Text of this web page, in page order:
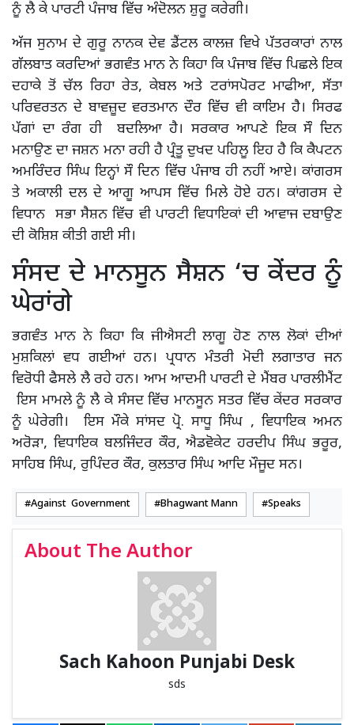
ਨੂੰ ਲੈ ਕੇ ਪਾਰਟੀ ਪੰਜਾਬ ਵਿੱਚ ਅੰਦੋਲਨ ਸ਼ੁਰੂ ਕਰੇਗੀ।
ਅੱਜ ਸੁਨਾਮ ਦੇ ਗੁਰੂ ਨਾਨਕ ਦੇਵ ਡੈਂਟਲ ਕਾਲਜ਼ ਵਿਖੇ ਪੱਤਰਕਾਰਾਂ ਨਾਲ
ਗੱਲਬਾਤ ਕਰਦਿਆਂ ਭਗਵੰਤ ਮਾਨ ਨੇ ਕਿਹਾ ਕਿ ਪੰਜਾਬ ਵਿੱਚ ਪਿਛਲੇ ਇਕ
ਦਹਾਕੇ ਤੋਂ ਚੱਲ ਰਿਹਾ ਰੇਤ, ਕੇਬਲ ਅਤੇ ਟਰਾਂਸਪੋਰਟ ਮਾਫੀਆ, ਸੱਤਾ
ਪਰਿਵਰਤਨ ਦੇ ਬਾਵਜ਼ੂਦ ਵਰਤਮਾਨ ਦੌਰ ਵਿੱਚ ਵੀ ਕਾਇਮ ਹੈ। ਸਿਰਫ
ਪੱਗਾਂ ਦਾ ਰੰਗ ਹੀ ਬਦਲਿਆ ਹੈ। ਸਰਕਾਰ ਆਪਣੇ ਇਕ ਸੌ ਦਿਨ
ਮਨਾਉਣ ਦਾ ਜਸ਼ਨ ਮਨਾ ਰਹੀ ਹੈ ਪ੍ਰੰਤੂ ਦੁਖਦ ਪਹਿਲੂ ਇਹ ਹੈ ਕਿ ਕੈਪਟਨ
ਅਮਰਿੰਦਰ ਸਿੰਘ ਇਨ੍ਹਾਂ ਸੌ ਦਿਨ ਵਿੱਚ ਪੰਜਾਬ ਹੀ ਨਹੀਂ ਆਏ। ਕਾਂਗਰਸ
ਤੇ ਅਕਾਲੀ ਦਲ ਦੇ ਆਗੂ ਆਪਸ ਵਿੱਚ ਮਿਲੇ ਹੋਏ ਹਨ। ਕਾਂਗਰਸ ਦੇ
ਵਿਧਾਨ ਸਭਾ ਸੈਸ਼ਨ ਵਿੱਚ ਵੀ ਪਾਰਟੀ ਵਿਧਾਇਕਾਂ ਦੀ ਆਵਾਜ ਦਬਾਉਣ
ਦੀ ਕੋਸ਼ਿਸ਼ ਕੀਤੀ ਗਈ ਸੀ।
ਸੰਸਦ ਦੇ ਮਾਨਸੂਨ ਸੈਸ਼ਨ ‘ਚ ਕੇਂਦਰ ਨੂੰ
ਘੇਰਾਂਗੇ
ਭਗਵੰਤ ਮਾਨ ਨੇ ਕਿਹਾ ਕਿ ਜੀਐਸਟੀ ਲਾਗੂ ਹੋਣ ਨਾਲ ਲੋਕਾਂ ਦੀਆਂ
ਮੁਸ਼ਕਿਲਾਂ ਵਧ ਗਈਆਂ ਹਨ। ਪ੍ਰਧਾਨ ਮੰਤਰੀ ਮੋਦੀ ਲਗਾਤਾਰ ਜਨ
ਵਿਰੋਧੀ ਫੈਸਲੇ ਲੈ ਰਹੇ ਹਨ। ਆਮ ਆਦਮੀ ਪਾਰਟੀ ਦੇ ਮੈਂਬਰ ਪਾਰਲੀਮੈਂਟ
ਇਸ ਮਾਮਲੇ ਨੂੰ ਲੈ ਕੇ ਸੰਸਦ ਵਿੱਚ ਮਾਨਸੂਨ ਸਤਰ ਵਿੱਚ ਕੇਂਦਰ ਸਰਕਾਰ
ਨੂੰ ਘੇਰੇਗੀ। ਇਸ ਮੌਕੇ ਸਾਂਸਦ ਪ੍ਰੋ. ਸਾਧੂ ਸਿੰਘ , ਵਿਧਾਇਕ ਅਮਨ
ਅਰੋੜਾ, ਵਿਧਾਇਕ ਬਲਜਿੰਦਰ ਕੌਰ, ਐਡਵੋਕੇਟ ਹਰਦੀਪ ਸਿੰਘ ਭਰੂਰ,
ਸਾਹਿਬ ਸਿੰਘ, ਰੁਪਿੰਦਰ ਕੌਰ, ਕੁਲਤਾਰ ਸਿੰਘ ਆਦਿ ਮੌਜੂਦ ਸਨ।
Against Government Bhagwant Mann Speaks
About The Author
Sach Kahoon Punjabi Desk
sds